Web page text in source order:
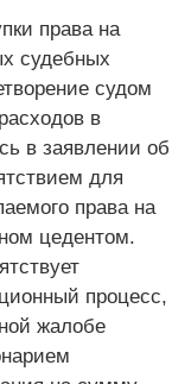
права на
судебных
судом
в
в заявлении об
для
права на
цедентом.
процесс,
жалобе